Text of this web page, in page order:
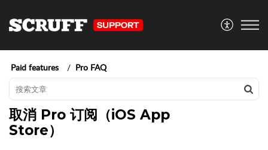
Paid features Pro FAQ
取消 Pro 订阅（iOS App
Store）